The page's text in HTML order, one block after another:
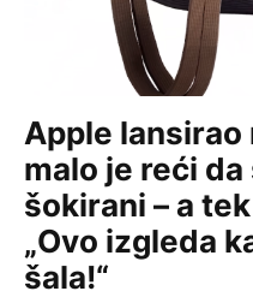
Apple
malo je reći
šokirani – a
„Ovo izgleda
šala!“